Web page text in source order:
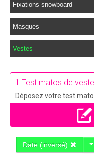
Fixations snowboard
Masques
Vestes
1 Test matos de
Déposez votre test
Date (inversé)